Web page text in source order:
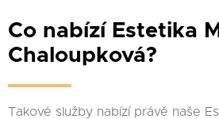
Co nabízí Estetika
Chaloupková?
Takové služby nabízí právě naše